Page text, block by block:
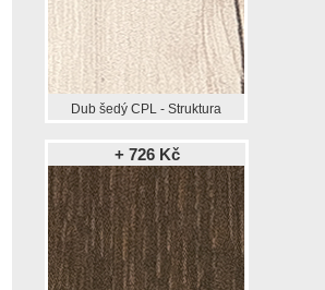
Dub šedý CPL - Struktura
+ 726 Kč